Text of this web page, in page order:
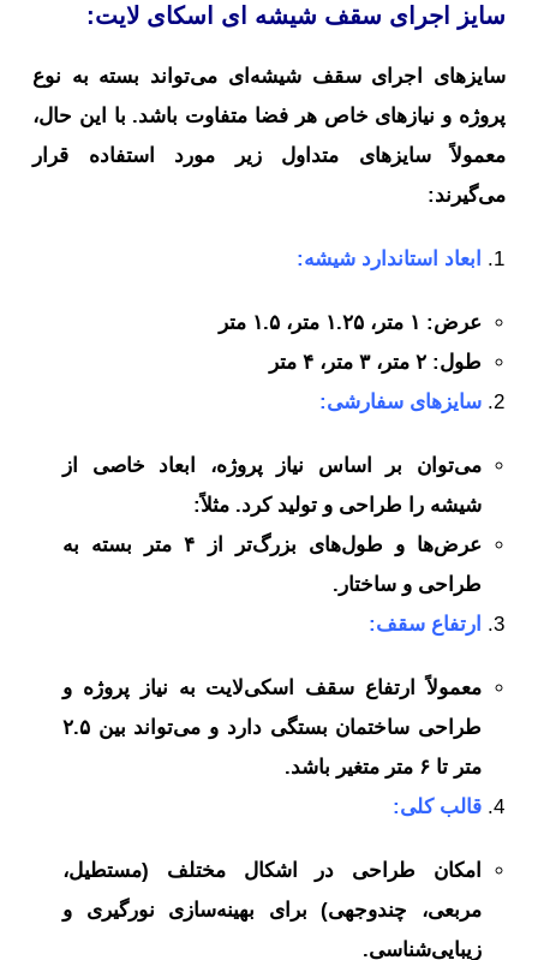
سایز اجرای سقف شیشه ای اسکای لایت:
سایزهای اجرای سقف شیشه‌ای می‌تواند بسته به نوع
پروژه و نیازهای خاص هر فضا متفاوت باشد. با این حال،
معمولاً سایزهای متداول زیر مورد استفاده قرار
می‌گیرند:
ابعاد استاندارد شیشه:
عرض: ۱ متر، ۱.۲۵ متر، ۱.۵ متر
طول: ۲ متر، ۳ متر، ۴ متر
سایزهای سفارشی:
می‌توان بر اساس نیاز پروژه، ابعاد خاصی از
شیشه را طراحی و تولید کرد. مثلاً:
عرض‌ها و طول‌های بزرگ‌تر از ۴ متر بسته به
طراحی و ساختار.
ارتفاع سقف:
معمولاً ارتفاع سقف اسکی‌لایت به نیاز پروژه و
طراحی ساختمان بستگی دارد و می‌تواند بین ۲.۵
متر تا ۶ متر متغیر باشد.
قالب کلی:
امکان طراحی در اشکال مختلف (مستطیل،
مربعی، چندوجهی) برای بهینه‌سازی نورگیری و
زیبایی‌شناسی.